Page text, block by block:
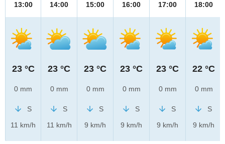
13:00
23 °C
0 mm
S
11 km/h
14:00
23 °C
0 mm
S
11 km/h
15:00
23 °C
0 mm
S
9 km/h
16:00
23 °C
0 mm
S
9 km/h
17:00
23 °C
0 mm
S
9 km/h
18:00
22 °C
0 mm
S
9 km/h